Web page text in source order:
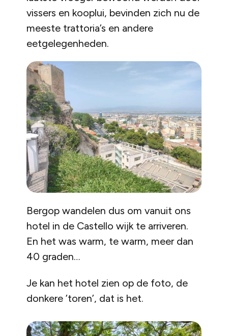
vissers en kooplui, bevinden zich nu de
meeste trattoria’s en andere
eetgelegenheden.
Bergop wandelen dus om vanuit ons
hotel in de Castello wijk te arriveren.
En het was warm, te warm, meer dan
40 graden…
Je kan het hotel zien op de foto, de
donkere ’toren’, dat is het.